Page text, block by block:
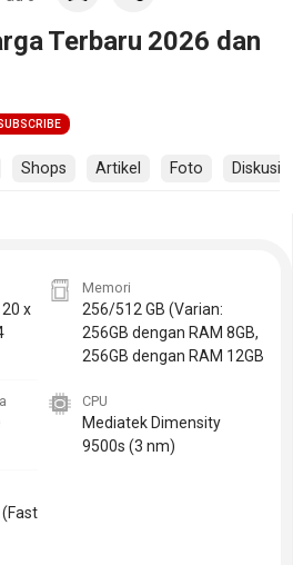
Terbaru 2026 dan
Shops Artikel Foto Diskusi
x
Memori
256/512 GB (Varian:
256GB dengan RAM 8GB,
256GB dengan RAM 12GB
CPU
Mediatek Dimensity
9500s (3 nm)